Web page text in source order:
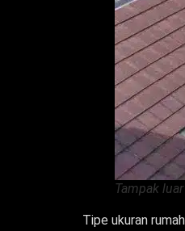
Tampak
Tipe ukuran